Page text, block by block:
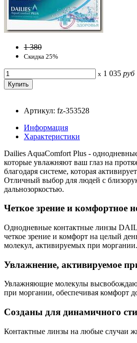
1 380
Скидка 25%
x 1 035 руб
Артикул: fz-353528
Информация
Характеристики
Dailies AquaComfort Plus -
которые увлажняют ваш глаз на
благодаря системе, которая
Отличный выбор для людей с
дальнозоркостью.
Четкое зрение и комфортное
Однодневные контактные линзы
четкое зрение и комфорт на целый
молекул, активируемых при моргании.
Увлажнение, активируемое
Увлажняющие молекулы
при моргании, обеспечивая комфорт
Созданы для динамичного
Контактные линзы на любые случаи